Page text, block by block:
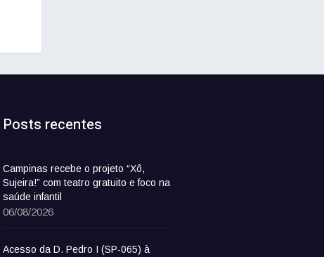
Posts recentes
Campinas recebe o projeto “Xô,
Sujeira!” com teatro gratuito e foco na
saúde infantil
06/08/2026
Acesso da D. Pedro I (SP-065) à